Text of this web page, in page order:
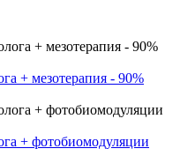
+ мезотерапия - 90%
+ фотобиомодуляции